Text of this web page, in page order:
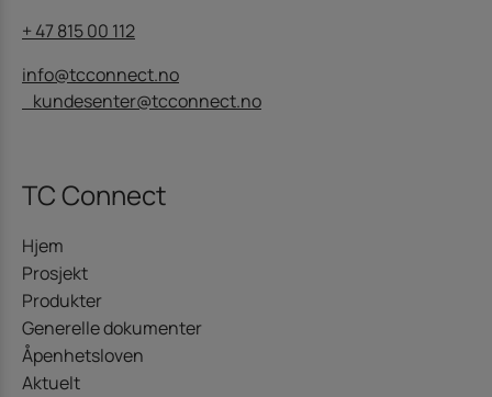
+ 47 815 00 112
info@tcconnect.no
kundesenter@tcconnect.no
TC Connect
Hjem
Prosjekt
Produkter
Generelle dokumenter
Åpenhetsloven
Aktuelt